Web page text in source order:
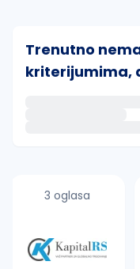
Trenutno
kriterijumima,
proverite
3 oglasa